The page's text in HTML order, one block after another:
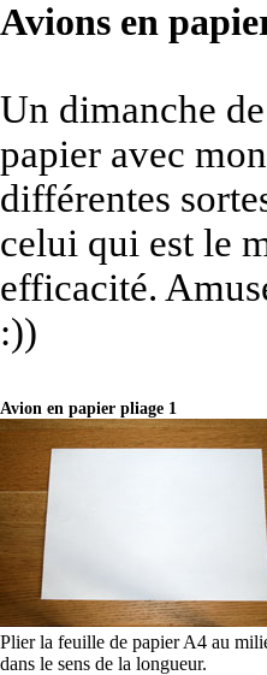
Avions en
Un dimanche
papier avec
différentes
celui qui est le
efficacité.
:))
Avion en papier pliage 1
Plier la feuille de papier A4 au
dans le sens de la longueur.